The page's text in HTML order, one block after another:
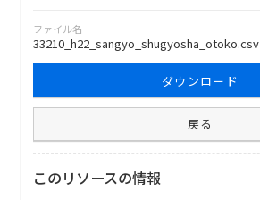
ファイル名
33210_h22_sangyo_shugyosha_otoko.csv
ダウンロード
戻る
このリソースの情報